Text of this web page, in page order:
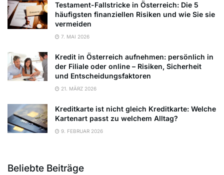
Testament-Fallstricke in Österreich: Die 5
häufigsten finanziellen Risiken und wie Sie sie
vermeiden
7. MAI 2026
Kredit in Österreich aufnehmen: persönlich in
der Filiale oder online – Risiken, Sicherheit
und Entscheidungsfaktoren
21. MÄRZ 2026
Kreditkarte ist nicht gleich Kreditkarte: Welche
Kartenart passt zu welchem Alltag?
9. FEBRUAR 2026
Beliebte Beiträge